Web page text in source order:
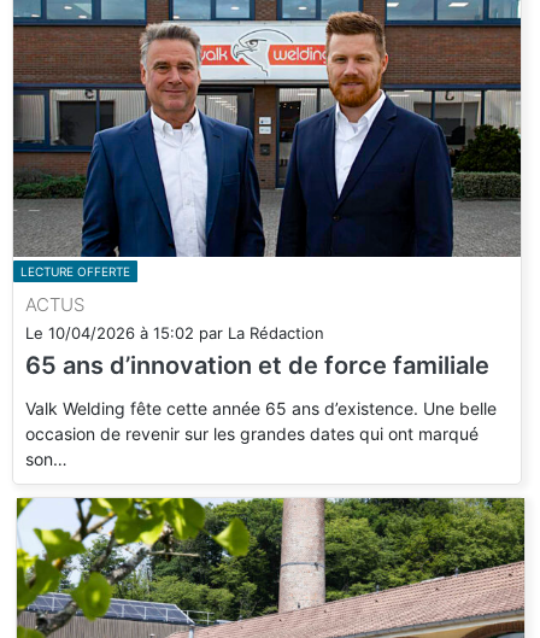
LECTURE OFFERTE
ACTUS
Le 10/04/2026 à 15:02 par La Rédaction
65 ans d’innovation et de force familiale
Valk Welding fête cette année 65 ans d’existence. Une belle
occasion de revenir sur les grandes dates qui ont marqué
son…